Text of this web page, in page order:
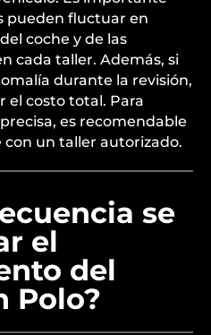
pueden fluctuar en
coche y de las
cada taller. Además, si
durante la revisión,
el costo total. Para
es recomendable
un taller autorizado.
se
el
del
Polo?